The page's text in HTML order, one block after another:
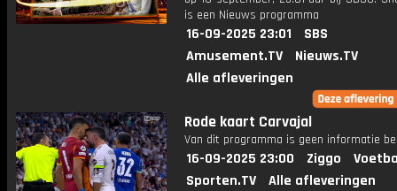
is een Nieuws programma
16-09-2025 23:01
SBS
Amusement.TV
Nieuws.TV
Alle afleveringen
Rode kaart Carvajal
Van dit programma is geen informatie
16-09-2025 23:00 Ziggo
Sporten.TV
Alle afleveringen